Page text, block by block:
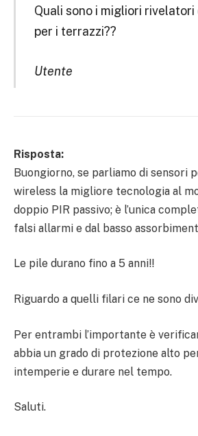
Quali sono i migliori
per i terrazzi??
Utente
Risposta:
Buongiorno, se parliamo di sensori
wireless la migliore tecnologia al
doppio PIR passivo; è l’unica
falsi allarmi e dal basso
Le pile durano fino a 5 anni!!
Riguardo a quelli filari ce ne sono
Per entrambi l’importante è
abbia un grado di protezione alto
intemperie e durare nel tempo.
Saluti.